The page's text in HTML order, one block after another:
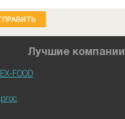
Лучшие компании
FOOD